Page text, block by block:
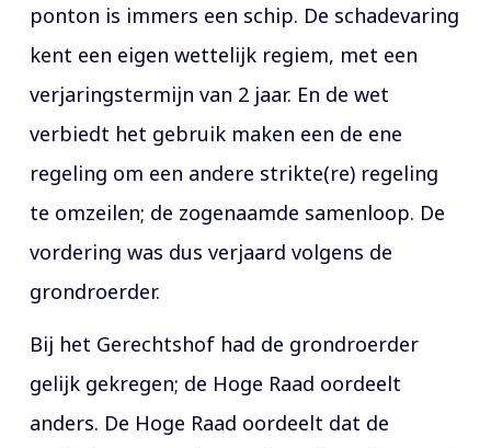
ponton is immers een schip. De schadevaring
kent een eigen wettelijk regiem, met een
verjaringstermijn van 2 jaar. En de wet
verbiedt het gebruik maken een de ene
regeling om een andere strikte(re) regeling
te omzeilen; de zogenaamde samenloop. De
vordering was dus verjaard volgens de
grondroerder.
Bij het Gerechtshof had de grondroerder
gelijk gekregen; de Hoge Raad oordeelt
anders. De Hoge Raad oordeelt dat de